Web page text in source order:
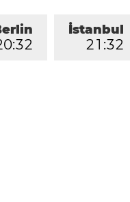
İstanbul
21 :32
0:32